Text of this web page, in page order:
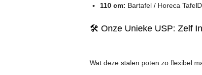
110 cm: Bartafel / Horeca
🛠️ Onze Unieke USP: Zelf
Wat deze stalen poten zo flexibel